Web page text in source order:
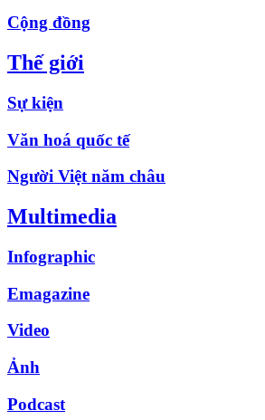
Cộng đồng
Thế giới
Sự kiện
Văn hoá quốc tế
Người Việt năm châu
Multimedia
Infographic
Emagazine
Video
Ảnh
Podcast